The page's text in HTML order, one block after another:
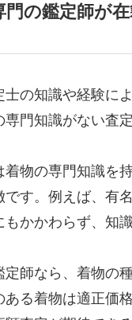
門の鑑定師が
の知識や経験に
専門知識がない査
物の専門知識を
です。例えば、有
かかわらず、知
定師なら、着物の
ある着物は適正価